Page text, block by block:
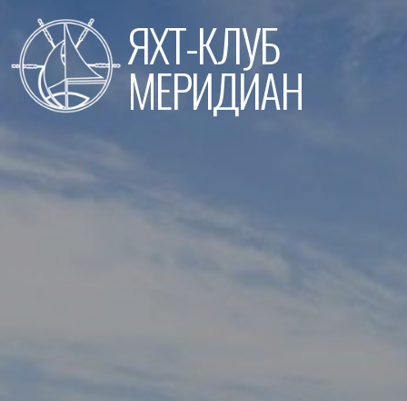
к
содержимому
ЯХТ-КЛУБ
МЕРИДИАН